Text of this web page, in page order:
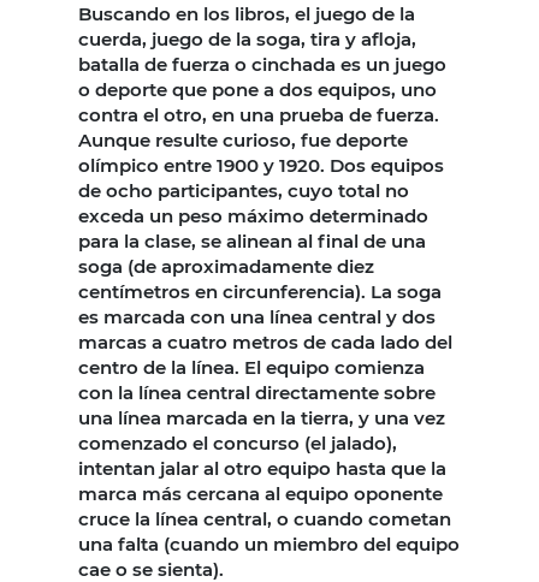
Buscando en los libros, el juego de la
cuerda, juego de la soga, tira y afloja,
batalla de fuerza o cinchada es un juego
o deporte que pone a dos equipos, uno
contra el otro, en una prueba de fuerza.
Aunque resulte curioso, fue deporte
olímpico entre 1900 y 1920. Dos equipos
de ocho participantes, cuyo total no
exceda un peso máximo determinado
para la clase, se alinean al final de una
soga (de aproximadamente diez
centímetros en circunferencia). La soga
es marcada con una línea central y dos
marcas a cuatro metros de cada lado del
centro de la línea. El equipo comienza
con la línea central directamente sobre
una línea marcada en la tierra, y una vez
comenzado el concurso (el jalado),
intentan jalar al otro equipo hasta que la
marca más cercana al equipo oponente
cruce la línea central, o cuando cometan
una falta (cuando un miembro del equipo
cae o se sienta).